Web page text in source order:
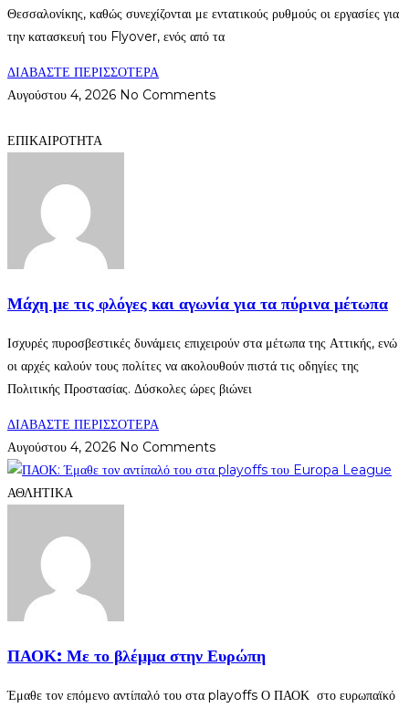
Θεσσαλονίκης, καθώς συνεχίζονται με εντατικούς ρυθμούς οι εργασίες για
την κατασκευή του Flyover, ενός από τα
ΔΙΑΒΑΣΤΕ ΠΕΡΙΣΣΟΤΕΡΑ
Αυγούστου 4, 2026 No Comments
ΕΠΙΚΑΙΡΟΤΗΤΑ
Μάχη με τις φλόγες και αγωνία για τα πύρινα μέτωπα
Ισχυρές πυροσβεστικές δυνάμεις επιχειρούν στα μέτωπα της Αττικής, ενώ
οι αρχές καλούν τους πολίτες να ακολουθούν πιστά τις οδηγίες της
Πολιτικής Προστασίας. Δύσκολες ώρες βιώνει
ΔΙΑΒΑΣΤΕ ΠΕΡΙΣΣΟΤΕΡΑ
Αυγούστου 4, 2026 No Comments
ΑΘΛΗΤΙΚΑ
ΠΑΟΚ: Με το βλέμμα στην Ευρώπη
Έμαθε τον επόμενο αντίπαλό του στα playoffs Ο ΠΑΟΚ στο ευρωπαϊκό